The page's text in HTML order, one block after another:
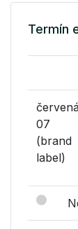
Termín
07
(brand
label)